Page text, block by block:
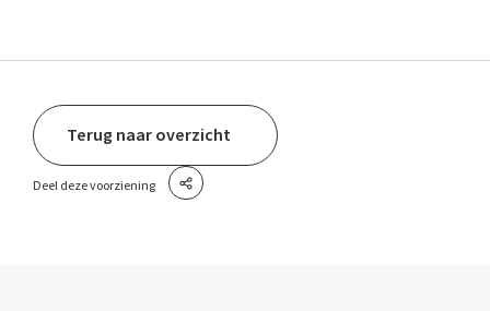
Terug naar overzicht
Deel deze voorziening